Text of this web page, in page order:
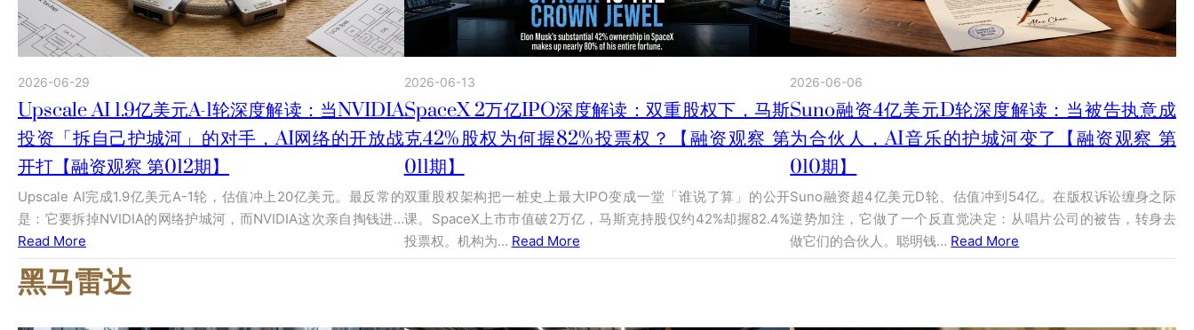
2026-06-29
Upscale AI 1.9亿美元A-1轮深度解读：当NVIDIA
投资「拆自己护城河」的对手，AI网络的开放战
开打【融资观察 第012期】
Upscale AI完成1.9亿美元A-1轮，估值冲上20亿美元。最反常的
是：它要拆掉NVIDIA的网络护城河，而NVIDIA这次亲自掏钱进…
Read More
2026-06-13
SpaceX 2万亿IPO深度解读：双重股权下，马斯
克42%股权为何握82%投票权？【融资观察 第
011期】
双重股权架构把一桩史上最大IPO变成一堂「谁说了算」的公开
课。SpaceX上市市值破2万亿，马斯克持股仅约42%却握82.4%
投票权。机构为… Read More
2026-06-06
Suno融资4亿美元D轮深度解读：当被告执意成
为合伙人，AI音乐的护城河变了【融资观察 第
010期】
Suno融资超4亿美元D轮、估值冲到54亿。在版权诉讼缠身之际
逆势加注，它做了一个反直觉决定：从唱片公司的被告，转身去
做它们的合伙人。聪明钱… Read More
黑马雷达